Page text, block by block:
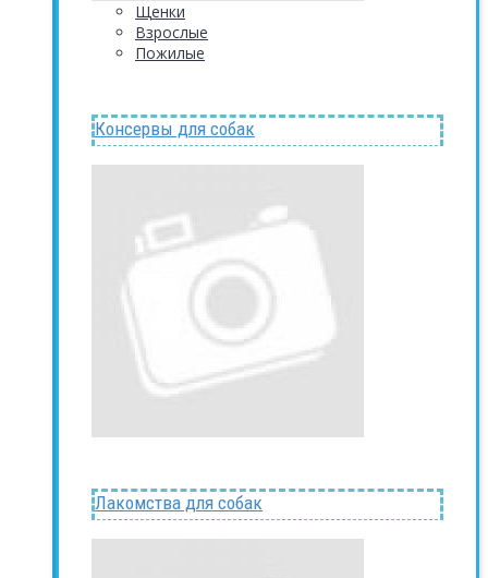
Щенки
Взрослые
Пожилые
Консервы для собак
Лакомства для собак